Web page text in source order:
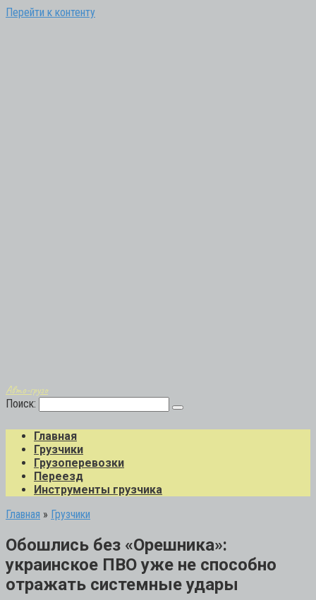
Перейти к контенту
Авто-грузо
Поиск:
Главная
Грузчики
Грузоперевозки
Переезд
Инструменты грузчика
Главная » Грузчики
Обошлись без «Орешника»:
украинское ПВО уже не способно
отражать системные удары